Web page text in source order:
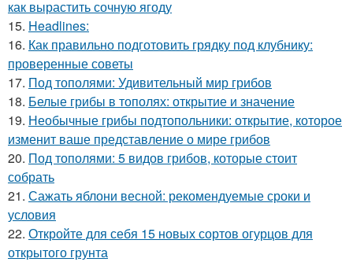
как вырастить сочную ягоду
15. Headlines:
16. Как правильно подготовить грядку под клубнику:
проверенные советы
17. Под тополями: Удивительный мир грибов
18. Белые грибы в тополях: открытие и значение
19. Необычные грибы подтопольники: открытие, которое
изменит ваше представление о мире грибов
20. Под тополями: 5 видов грибов, которые стоит
собрать
21. Сажать яблони весной: рекомендуемые сроки и
условия
22. Откройте для себя 15 новых сортов огурцов для
открытого грунта